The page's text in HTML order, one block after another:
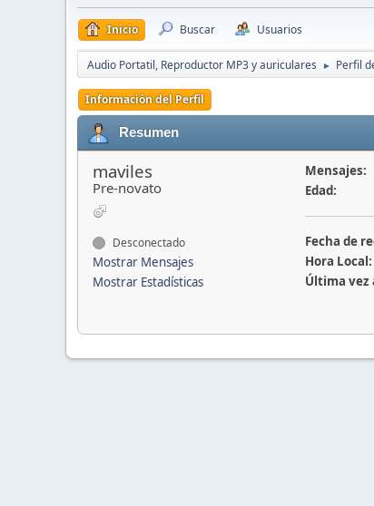
Inicio Buscar Usuarios
Audio Portatil, Reproductor MP3 y auriculares ► Perfil
Información del Perfil
Resumen
maviles
Pre-novato
Desconectado
Mostrar Mensajes
Mostrar Estadísticas
Mensajes:
Edad:
Fecha de
Hora Local:
Última vez